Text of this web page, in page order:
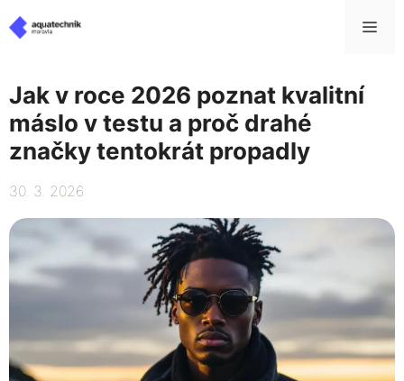
na
Jak v roce 2026 poznat kvalitní
máslo v testu a proč drahé
značky tentokrát propadly
30. 3. 2026